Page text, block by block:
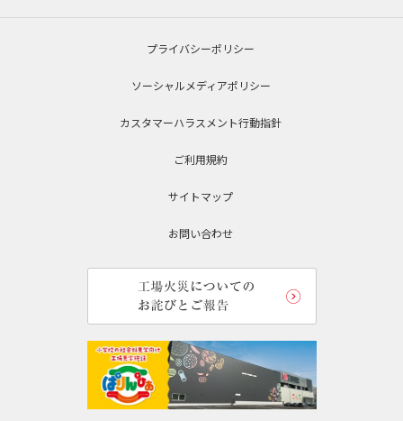
プライバシーポリシー
ソーシャルメディアポリシー
カスタマーハラスメント行動指針
ご利用規約
サイトマップ
お問い合わせ